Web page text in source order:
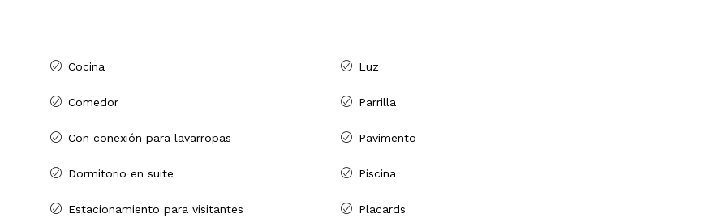
Cocina
Comedor
Con conexión para lavarropas
Dormitorio en suite
Estacionamiento para visitantes
Luz
Parrilla
Pavimento
Piscina
Placards